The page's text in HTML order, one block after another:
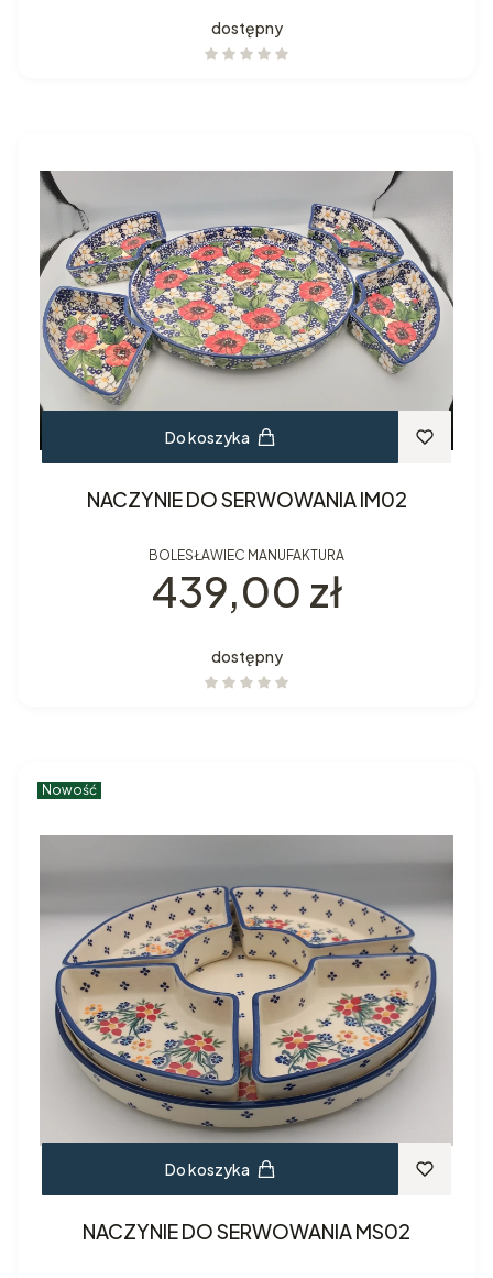
dostępny
Do koszyka
NACZYNIE DO SERWOWANIA IM02
BOLESŁAWIEC MANUFAKTURA
Cena
439,00 zł
dostępny
Nowość
Do koszyka
NACZYNIE DO SERWOWANIA MS02